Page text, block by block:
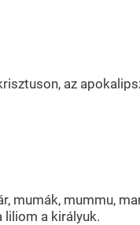
az
mumák, mummu,
liliom a királyuk.